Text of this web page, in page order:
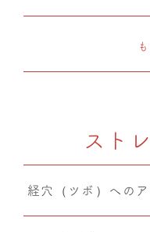
CMC筋膜ストレッ
自律神経調整
スト
経穴（ツボ）への